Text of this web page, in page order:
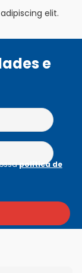
elit.
e
política de